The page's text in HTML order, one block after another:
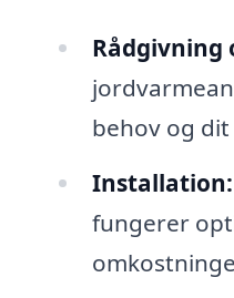
Rådgivning
behov og dit
Installation:
fungerer